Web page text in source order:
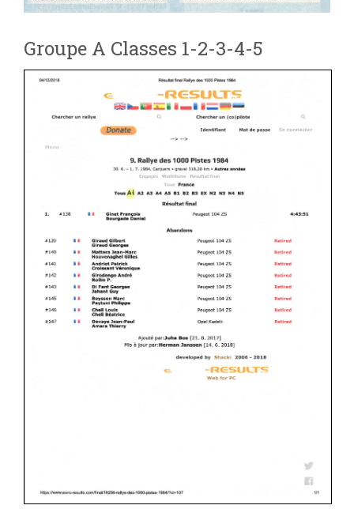
Groupe A Classes 1-2-3-4-5